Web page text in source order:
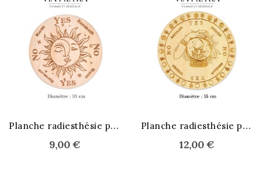
P
lanche radiesthésie pendule
9,00 €
P
lanche radiesthésie pendule
12,00 €